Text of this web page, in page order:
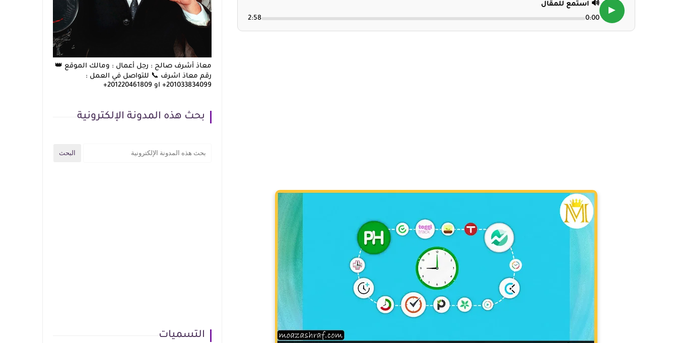
▶
🔊 استمع للمقال
0:00
2:58
معاذ أشرف صالح : رجل أعمال : ومالك الموقع 👑
رقم معاذ اشرف 📞 للتواصل في العمل :
201033834099+ او 201220461809+
بحث هذه المدونة الإلكترونية
التسميات